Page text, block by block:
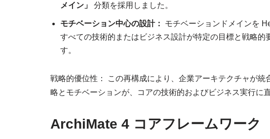
メイン」
分類を採用しました。
モチベーション中心の設計：
モチベーションドメインを
すべての技術的またはビジネス設計が特定の目標と戦略的
す。
戦略的優位性：
この再構成により、企業アーキテクチャが
略とモチベーションが、コアの技術的およびビジネス実行に
ArchiMate 4 コアフレームワーク